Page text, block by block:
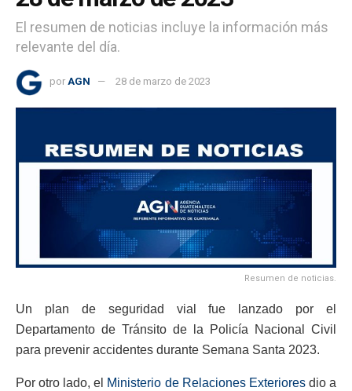
El resumen de noticias incluye la información más
relevante del día.
por AGN 28 de marzo de 2023
Resumen de noticias.
Un plan de seguridad vial fue lanzado por el
Departamento de Tránsito de la Policía Nacional Civil
para prevenir accidentes durante Semana Santa 2023.
Por otro lado, el Ministerio de Relaciones Exterioresdio a